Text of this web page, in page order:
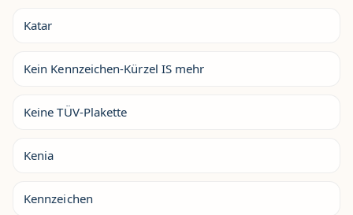
Katar
Kein Kennzeichen-Kürzel IS mehr
Keine TÜV-Plakette
Kenia
Kennzeichen